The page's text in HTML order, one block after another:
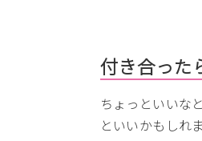
付き合った
ちょっといいな
といいかもしれ